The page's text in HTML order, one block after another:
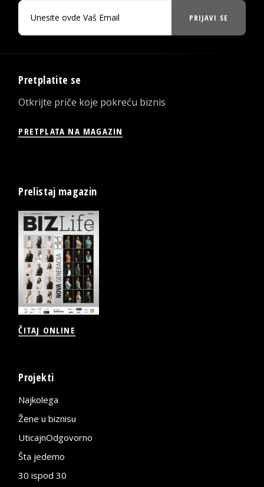
PRIJAVI SE
Pretplatite se
Otkrijte priče koje pokreću biznis
PRETPLATA NA MAGAZIN
Prelistaj magazin
ČITAJ ONLINE
Projekti
Najkolega
Žene u biznisu
UticajnOdgovorno
Šta jedemo
30 ispod 30